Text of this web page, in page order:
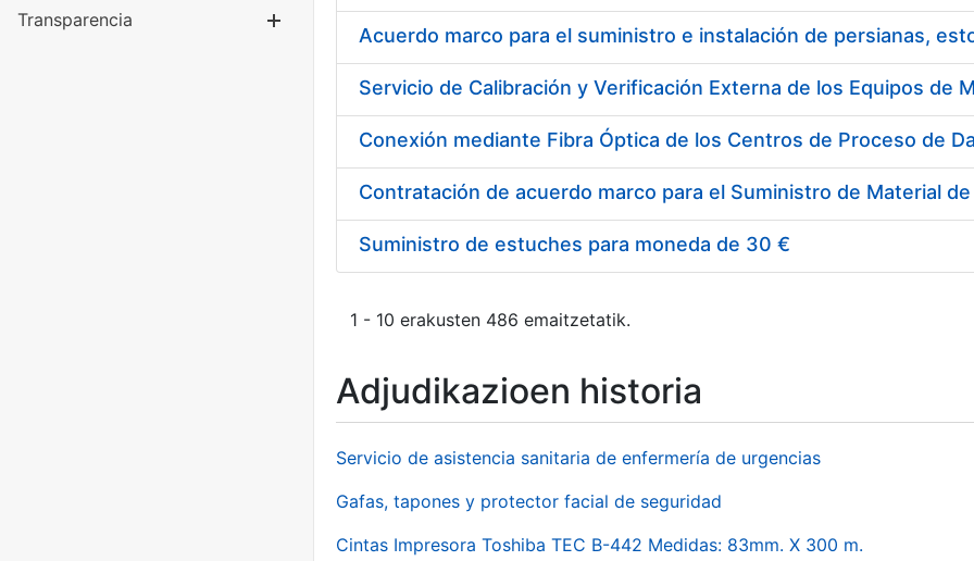
Transparencia Erakutsi/Ezkutatu
Acuerdo marco para el suministro e instalación de persianas,
Suministro de estuches para moneda de 30 €
1 - 10 erakusten 486 emaitzetatik.
Adjudikazioen historia
Servicio de asistencia sanitaria de enfermería de urgencias
Gafas, tapones y protector facial de seguridad
Cintas Impresora Toshiba TEC B-442 Medidas: 83mm. X 300 m.